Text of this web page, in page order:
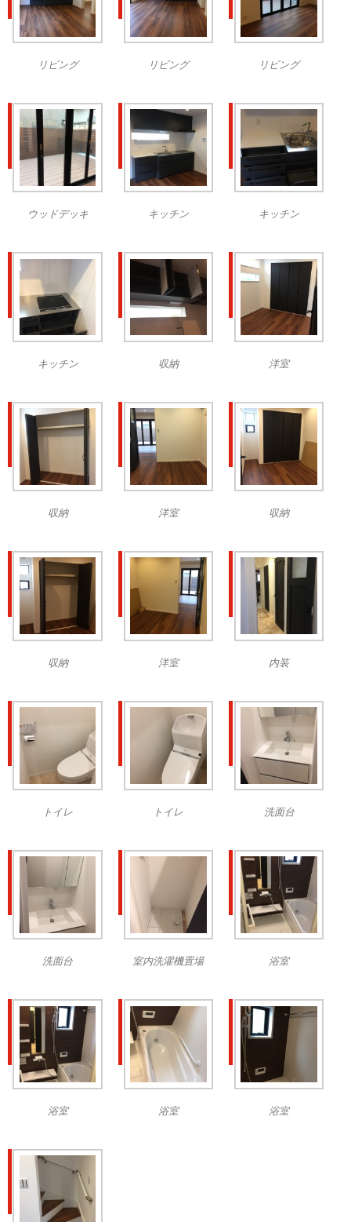
リビング リビング リビング
ウッドデッキ キッチン キッチン
キッチン 収納 洋室
収納 洋室 収納
収納 洋室 内装
トイレ トイレ 洗面台
洗面台 室内洗濯機置場 浴室
浴室 浴室 浴室